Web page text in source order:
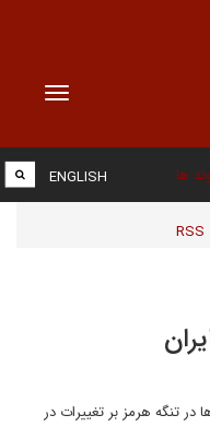
Toggle
ها
RSS
ENGLISH
در تنگه هرمز بر تغییرات در